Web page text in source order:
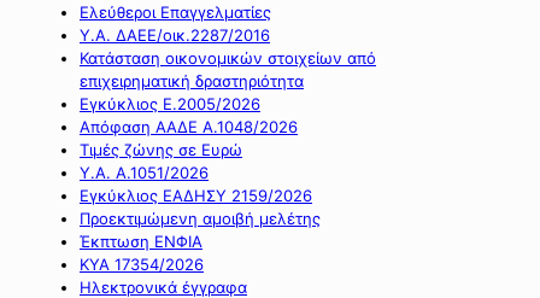
Ελεύθεροι Επαγγελματίες
Υ.Α. ΔΑΕΕ/οικ.2287/2016
Κατάσταση οικονομικών στοιχείων από
επιχειρηματική δραστηριότητα
Εγκύκλιος Ε.2005/2026
Απόφαση ΑΑΔΕ Α.1048/2026
Τιμές ζώνης σε Ευρώ
Υ.Α. Α.1051/2026
Εγκύκλιος ΕΑΔΗΣΥ 2159/2026
Προεκτιμώμενη αμοιβή μελέτης
Έκπτωση ΕΝΦΙΑ
ΚΥΑ 17354/2026
Ηλεκτρονικά έγγραφα